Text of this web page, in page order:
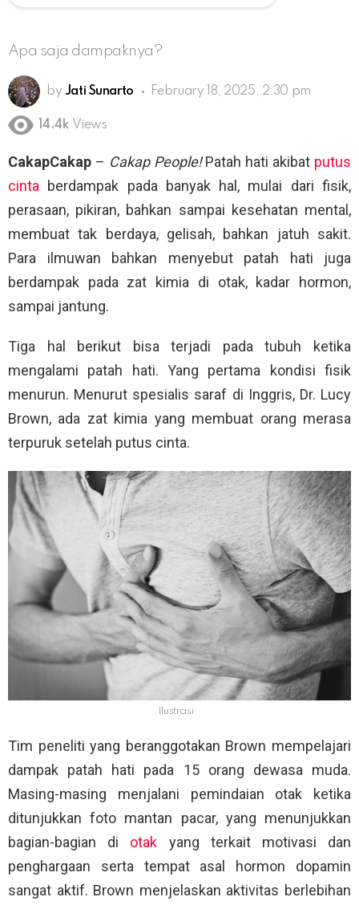
Apa saja dampaknya?
by Jati Sunarto February 18, 2025, 2:30 pm
14.4k Views
CakapCakap – Cakap People!Patah hati akibat putus
cinta berdampak pada banyak hal, mulai dari fisik,
perasaan, pikiran, bahkan sampai kesehatan mental,
membuat tak berdaya, gelisah, bahkan jatuh sakit.
Para ilmuwan bahkan menyebut patah hati juga
berdampak pada zat kimia di otak, kadar hormon,
sampai jantung.
Tiga hal berikut bisa terjadi pada tubuh ketika
mengalami patah hati. Yang pertama kondisi fisik
menurun. Menurut spesialis saraf di Inggris, Dr. Lucy
Brown, ada zat kimia yang membuat orang merasa
terpuruk setelah putus cinta.
Ilustrasi
Tim peneliti yang beranggotakan Brown mempelajari
dampak patah hati pada 15 orang dewasa muda.
Masing-masing menjalani pemindaian otak ketika
ditunjukkan foto mantan pacar, yang menunjukkan
bagian-bagian di otak yang terkait motivasi dan
penghargaan serta tempat asal hormon dopamin
sangat aktif. Brown menjelaskan aktivitas berlebihan